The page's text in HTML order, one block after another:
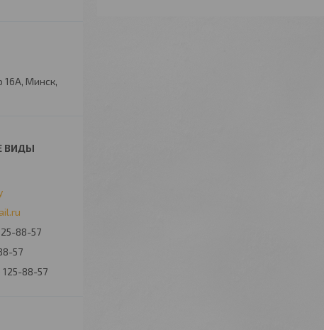
16А, Минск,
88-57
57
125-88-57